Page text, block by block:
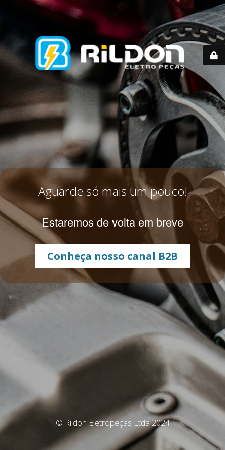
Aguarde só mais um pouco!
Estaremos de volta em breve
Conheça nosso canal B2B
© Rildon Eletropeças Ltda 2024